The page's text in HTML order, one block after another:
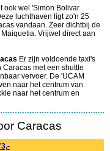
ook wel 'Simon Bolivar
luchthaven ligt zo'n 25
vandaan. Zeer dichtbij de
Vrijwel direct aan
Er zijn voldoende taxi's
met een shuttle
vervoer. De 'UCAM
naar het centrum van
naar het centrum en
Caracas